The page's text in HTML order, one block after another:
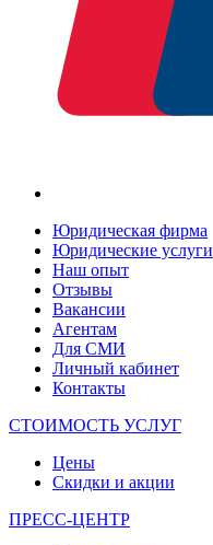
Юридическая фирма
Юридические услуги
Наш опыт
Отзывы
Вакансии
Агентам
Для СМИ
Личный кабинет
Контакты
СТОИМОСТЬ УСЛУГ
Цены
Скидки и акции
ПРЕСС-ЦЕНТР